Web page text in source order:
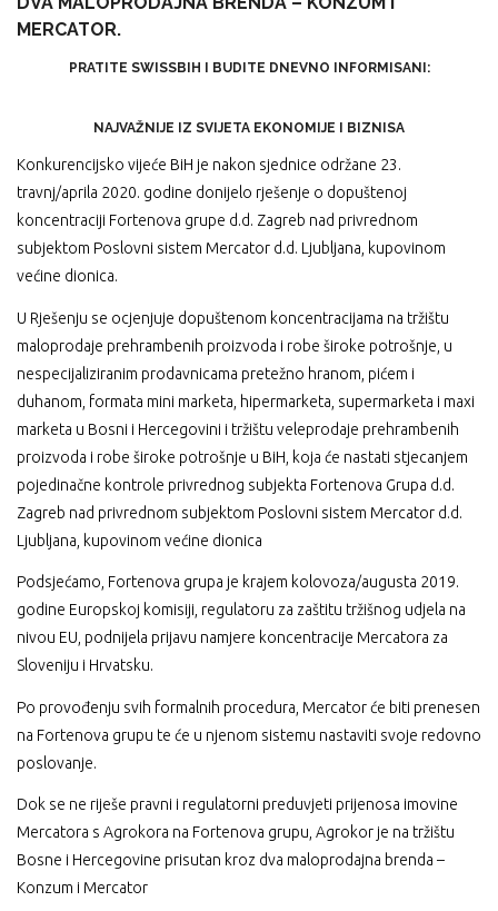
MERCATOR.
PRATITE SWISSBIH I BUDITE DNEVNO INFORMISANI:
NAJVAŽNIJE IZ SVIJETA EKONOMIJE I BIZNISA
Konkurencijsko vijeće BiH je nakon sjednice održane 23.
travnj/aprila 2020. godine donijelo rješenje o dopuštenoj
koncentraciji Fortenova grupe d.d. Zagreb nad privrednom
subjektom Poslovni sistem Mercator d.d. Ljubljana, kupovinom
većine dionica.
U Rješenju se ocjenjuje dopuštenom koncentracijama na tržištu
maloprodaje prehrambenih proizvoda i robe široke potrošnje, u
nespecijaliziranim prodavnicama pretežno hranom, pićem i
duhanom, formata mini marketa, hipermarketa, supermarketa i maxi
marketa u Bosni i Hercegovini i tržištu veleprodaje prehrambenih
proizvoda i robe široke potrošnje u BiH, koja će nastati stjecanjem
pojedinačne kontrole privrednog subjekta Fortenova Grupa d.d.
Zagreb nad privrednom subjektom Poslovni sistem Mercator d.d.
Ljubljana, kupovinom većine dionica
Podsjećamo, Fortenova grupa je krajem kolovoza/augusta 2019.
godine Europskoj komisiji, regulatoru za zaštitu tržišnog udjela na
nivou EU, podnijela prijavu namjere koncentracije Mercatora za
Sloveniju i Hrvatsku.
Po provođenju svih formalnih procedura, Mercator će biti prenesen
na Fortenova grupu te će u njenom sistemu nastaviti svoje redovno
poslovanje.
Dok se ne riješe pravni i regulatorni preduvjeti prijenosa imovine
Mercatora s Agrokora na Fortenova grupu, Agrokor je na tržištu
Bosne i Hercegovine prisutan kroz dva maloprodajna brenda –
Konzum i Mercator